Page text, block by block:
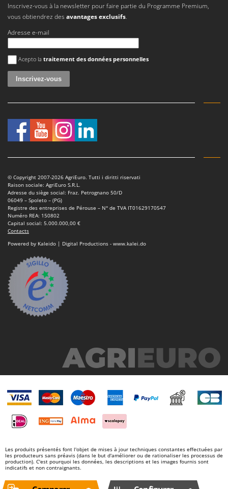
Sbaraglia
Schnitzer
Seven Italy
Shark
Simatech
Smartwood
Smeg
Snapper
Solidur
Spice Electronics
Spiralmac
Spring Protezione
Spyro
Stiga
Stocker
Sunseeker
Tellarini Pompe
Telwin
Tenco
Tineco
Titania
Tre Spade
Trev - Abrek - TecnoVIR
Trotec
Inscrivez-vous à la newsletter pour faire partie du Programme Premium,
vous obtiendrez des avantages exclusifs.
Adresse e-mail
Une erreur est survenue
Acepto la traitement des données personnelles
© Copyright 2007-2026 AgriEuro. Tutti i diritti riservati
Raison sociale: AgriEuro S.R.L.
Adresse du siège social: Fraz. Petrognano 50/D
06049 – Spoleto – (PG)
Registre des entreprises de Pérouse – N° de TVA IT01629170547
Numéro REA: 150802
Capital social: 5.000.000,00 €
Contacts
Powered by Kaleido | Digital Productions - www.kalei.do
Les produits présentés font l'objet de mises à jour techniques constantes effectuées par
les producteurs sans préavis (dans le but d'améliorer ou de rationaliser les processus de
production). C'est pourquoi les données, les descriptions et les images fournis sont
indicatifs et non contraignants.